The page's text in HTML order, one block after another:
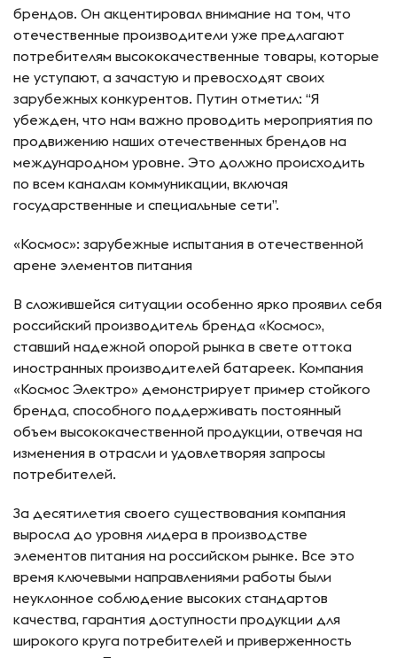
брендов. Он акцентировал внимание на том, что
отечественные производители уже предлагают
потребителям высококачественные товары, которые
не уступают, а зачастую и превосходят своих
зарубежных конкурентов. Путин отметил: “Я
убежден, что нам важно проводить мероприятия по
продвижению наших отечественных брендов на
международном уровне. Это должно происходить
по всем каналам коммуникации, включая
государственные и специальные сети”.
«Космос»: зарубежные испытания в отечественной
арене элементов питания
В сложившейся ситуации особенно ярко проявил себя
российский производитель бренда «Космос»,
ставший надежной опорой рынка в свете оттока
иностранных производителей батареек. Компания
«Космос Электро» демонстрирует пример стойкого
бренда, способного поддерживать постоянный
объем высококачественной продукции, отвечая на
изменения в отрасли и удовлетворяя запросы
потребителей.
За десятилетия своего существования компания
выросла до уровня лидера в производстве
элементов питания на российском рынке. Все это
время ключевыми направлениями работы были
неуклонное соблюдение высоких стандартов
качества, гарантия доступности продукции для
широкого круга потребителей и приверженность